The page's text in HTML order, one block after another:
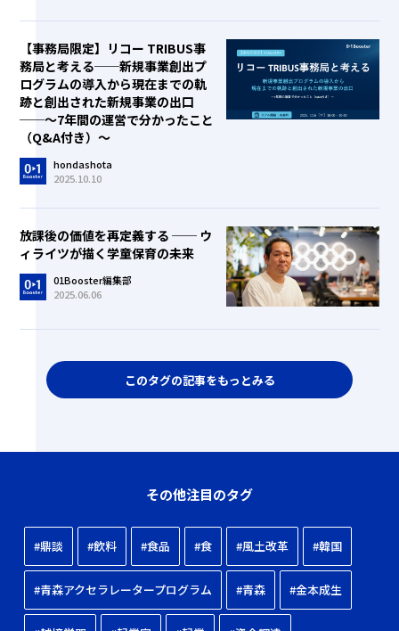
【事務局限定】リコー TRIBUS事
務局と考える──新規事業創出プ
ログラムの導入から現在までの軌
跡と創出された新規事業の出口
──～7年間の運営で分かったこと
（Q&A付き）～
hondashota
2025.10.10
放課後の価値を再定義する ── ウ
ィライツが描く学童保育の未来
01Booster編集部
2025.06.06
このタグの記事をもっとみる
その他注目のタグ
#鼎談 #飲料 #食品 #食 #風土改革 #韓国
#青森アクセラレータープログラム #青森 #金本成生